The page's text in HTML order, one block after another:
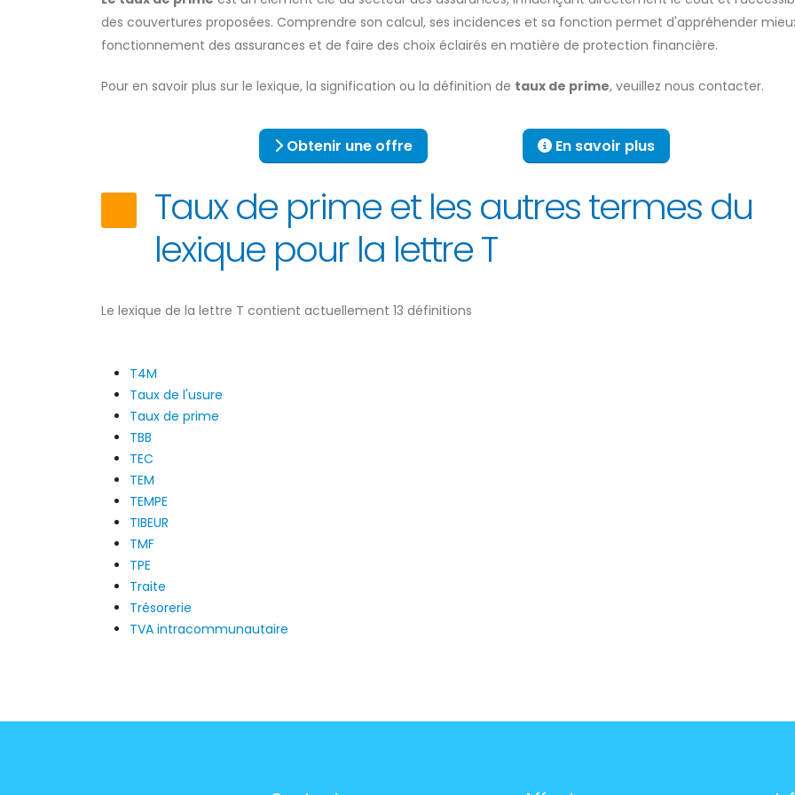
des couvertures proposées. Comprendre son calcul, ses incidences et sa fonction permet d'appréhender
fonctionnement des assurances et de faire des choix éclairés en matière de protection financière.
Pour en savoir plus sur le lexique, la signification ou la définition de taux de prime, veuillez nous contacter.
Obtenir une offre En savoir plus
Taux de prime et les autres termes du
lexique pour la lettre T
Le lexique de la lettre T contient actuellement 13 définitions
T4M
Taux de l'usure
Taux de prime
TBB
TEC
TEM
TEMPE
TIBEUR
TMF
TPE
Traite
Trésorerie
TVA intracommunautaire